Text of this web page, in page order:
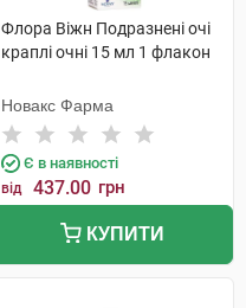
Флора Віжн Подразнені очі
краплі очні 15 мл 1 флакон
Новакс Фарма
Є в наявності
від 437.00 грн
КУПИТИ